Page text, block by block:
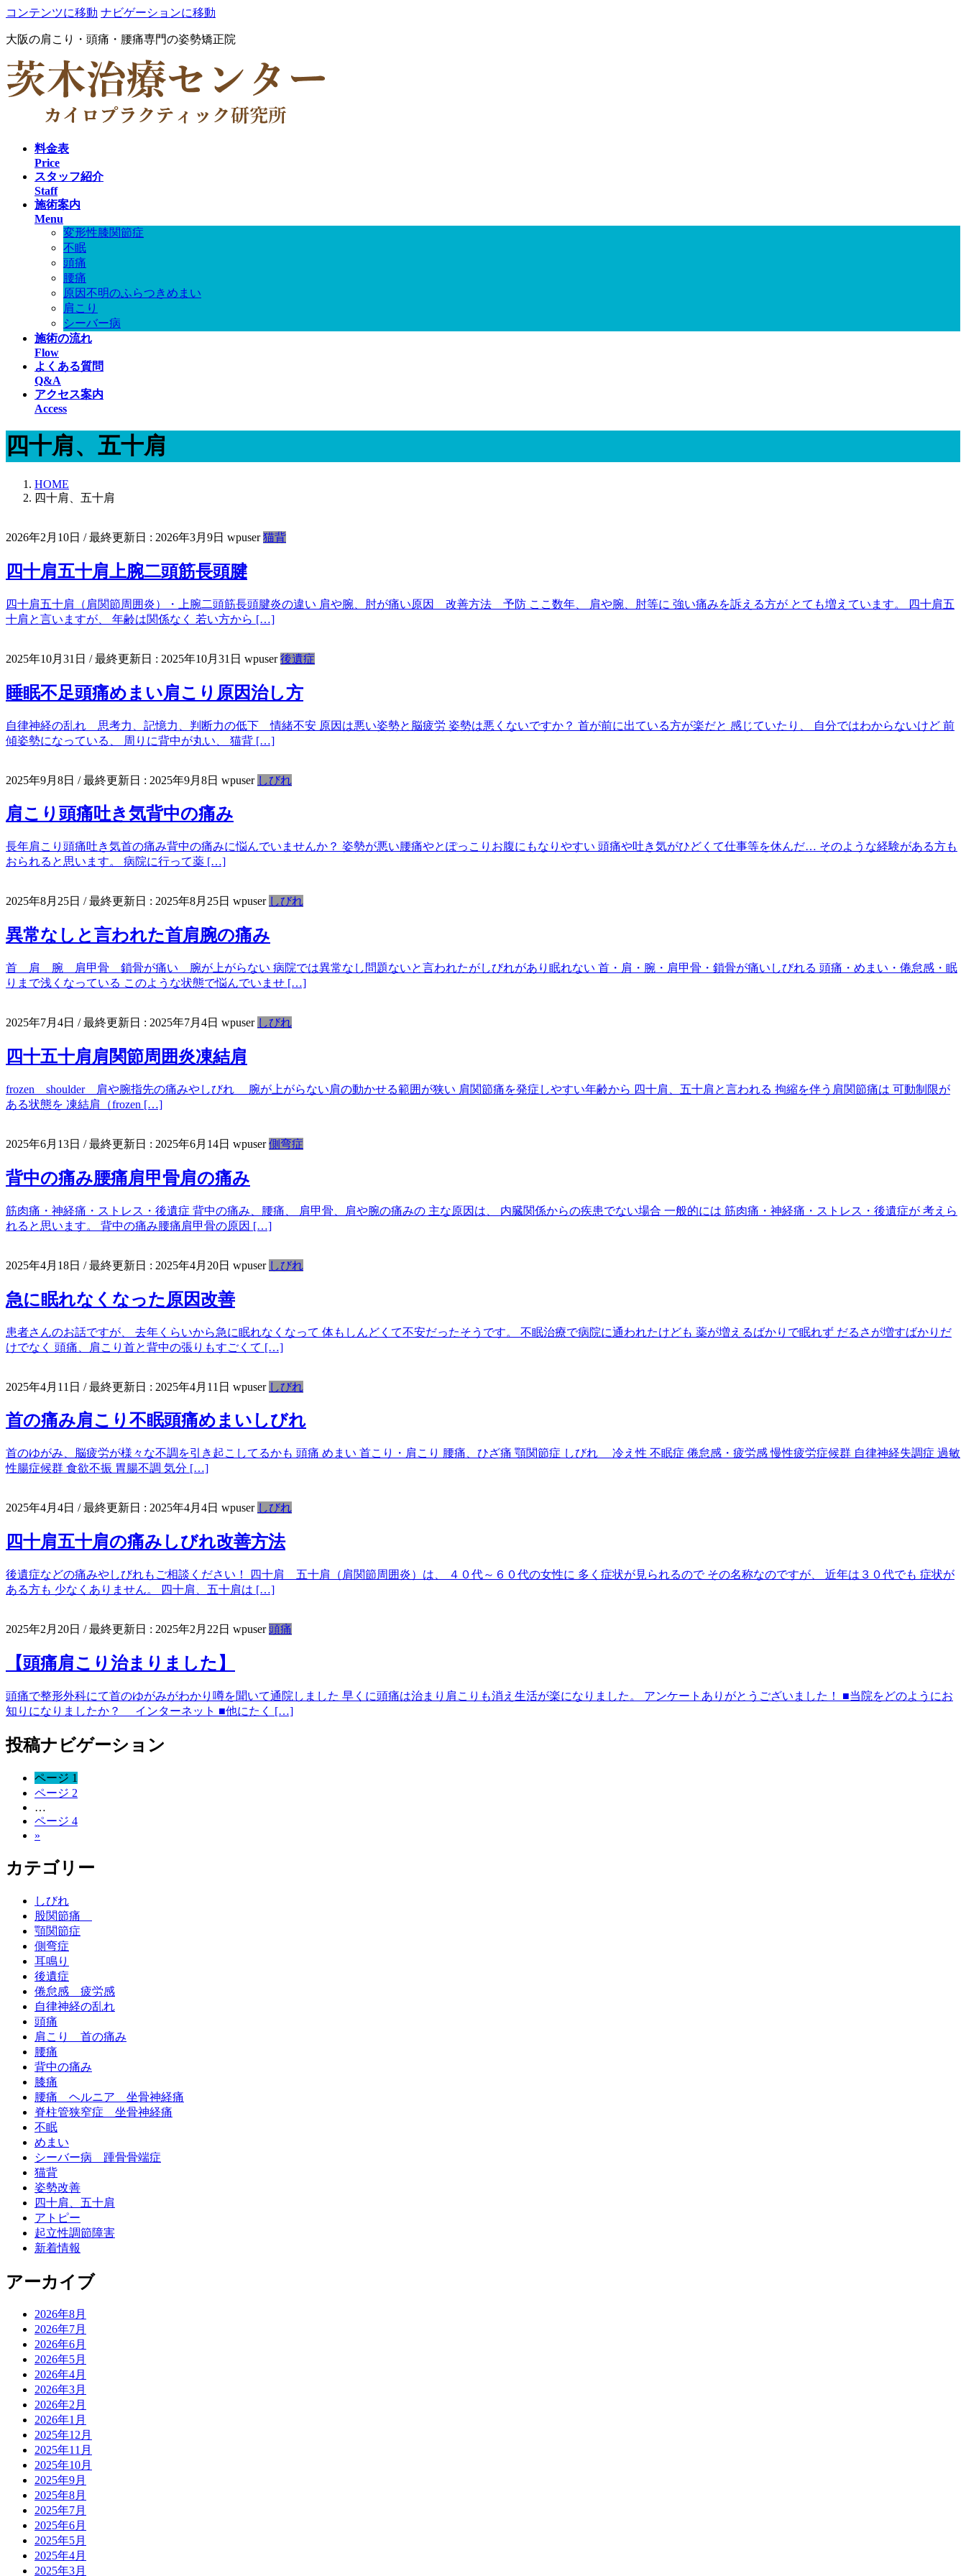
コンテンツに移動 ナビゲーションに移動
大阪の肩こり・頭痛・腰痛専門の姿勢矯正院
料金表
Price
スタッフ紹介
Staff
施術案内
Menu
変形性膝関節症
不眠
頭痛
腰痛
原因不明のふらつきめまい
肩こり
シーバー病
施術の流れ
Flow
よくある質問
Q&A
アクセス案内
Access
四十肩、五十肩
HOME
四十肩、五十肩
2026年2月10日 / 最終更新日 : 2026年3月9日 wpuser 猫背
四十肩五十肩上腕二頭筋長頭腱
四十肩五十肩（肩関節周囲炎）・上腕二頭筋長頭腱炎の違い 肩や腕、肘が痛い原因 改善方法 予防 ここ数年、 肩や腕、肘等に 強い痛みを訴える方が とても増えています。 四十肩五
十肩と言いますが、 年齢は関係なく 若い方から […]
2025年10月31日 / 最終更新日 : 2025年10月31日 wpuser 後遺症
睡眠不足頭痛めまい肩こり原因治し方
自律神経の乱れ 思考力、記憶力、判断力の低下 情緒不安 原因は悪い姿勢と脳疲労 姿勢は悪くないですか？ 首が前に出ている方が楽だと 感じていたり、 自分ではわからないけど 前
傾姿勢になっている、 周りに背中が丸い、 猫背 […]
2025年9月8日 / 最終更新日 : 2025年9月8日 wpuser しびれ
肩こり頭痛吐き気背中の痛み
長年肩こり頭痛吐き気首の痛み背中の痛みに悩んでいませんか？ 姿勢が悪い腰痛やとぽっこりお腹にもなりやすい 頭痛や吐き気がひどくて仕事等を休んだ… そのような経験がある方も
おられると思います。 病院に行って薬 […]
2025年8月25日 / 最終更新日 : 2025年8月25日 wpuser しびれ
異常なしと言われた首肩腕の痛み
首 肩 腕 肩甲骨 鎖骨が痛い 腕が上がらない 病院では異常なし問題ないと言われたがしびれがあり眠れない 首・肩・腕・肩甲骨・鎖骨が痛いしびれる 頭痛・めまい・倦怠感・眠
りまで浅くなっている このような状態で悩んでいませ […]
2025年7月4日 / 最終更新日 : 2025年7月4日 wpuser しびれ
四十五十肩肩関節周囲炎凍結肩
frozen shoulder 肩や腕指先の痛みやしびれ 腕が上がらない肩の動かせる範囲が狭い 肩関節痛を発症しやすい年齢から 四十肩、五十肩と言われる 拘縮を伴う肩関節痛は 可動制限が
ある状態を 凍結肩（frozen […]
2025年6月13日 / 最終更新日 : 2025年6月14日 wpuser 側弯症
背中の痛み腰痛肩甲骨肩の痛み
筋肉痛・神経痛・ストレス・後遺症 背中の痛み、腰痛、 肩甲骨、肩や腕の痛みの 主な原因は、 内臓関係からの疾患でない場合 一般的には 筋肉痛・神経痛・ストレス・後遺症が 考えら
れると思います。 背中の痛み腰痛肩甲骨の原因 […]
2025年4月18日 / 最終更新日 : 2025年4月20日 wpuser しびれ
急に眠れなくなった原因改善
患者さんのお話ですが、 去年くらいから急に眠れなくなって 体もしんどくて不安だったそうです。 不眠治療で病院に通われたけども 薬が増えるばかりで眠れず だるさが増すばかりだ
けでなく 頭痛、肩こり首と背中の張りもすごくて […]
2025年4月11日 / 最終更新日 : 2025年4月11日 wpuser しびれ
首の痛み肩こり不眠頭痛めまいしびれ
首のゆがみ、脳疲労が様々な不調を引き起こしてるかも 頭痛 めまい 首こり・肩こり 腰痛、ひざ痛 顎関節症 しびれ 冷え性 不眠症 倦怠感・疲労感 慢性疲労症候群 自律神経失調症 過敏
性腸症候群 食欲不振 胃腸不調 気分 […]
2025年4月4日 / 最終更新日 : 2025年4月4日 wpuser しびれ
四十肩五十肩の痛みしびれ改善方法
後遺症などの痛みやしびれもご相談ください！ 四十肩 五十肩（肩関節周囲炎）は、 ４０代～６０代の女性に 多く症状が見られるので その名称なのですが、 近年は３０代でも 症状が
ある方も 少なくありません。 四十肩、五十肩は […]
2025年2月20日 / 最終更新日 : 2025年2月22日 wpuser 頭痛
【頭痛肩こり治まりました】
頭痛で整形外科にて首のゆがみがわかり噂を聞いて通院しました 早くに頭痛は治まり肩こりも消え生活が楽になりました。 アンケートありがとうございました！ ■当院をどのようにお
知りになりましたか？ インターネット ■他にたく […]
投稿ナビゲーション
ページ 1
ページ 2
…
ページ 4
»
カテゴリー
しびれ
股関節痛
顎関節症
側弯症
耳鳴り
後遺症
倦怠感 疲労感
自律神経の乱れ
頭痛
肩こり 首の痛み
腰痛
背中の痛み
膝痛
腰痛 ヘルニア 坐骨神経痛
脊柱管狭窄症 坐骨神経痛
不眠
めまい
シーバー病 踵骨骨端症
猫背
姿勢改善
四十肩、五十肩
アトピー
起立性調節障害
新着情報
アーカイブ
2026年8月
2026年7月
2026年6月
2026年5月
2026年4月
2026年3月
2026年2月
2026年1月
2025年12月
2025年11月
2025年10月
2025年9月
2025年8月
2025年7月
2025年6月
2025年5月
2025年4月
2025年3月